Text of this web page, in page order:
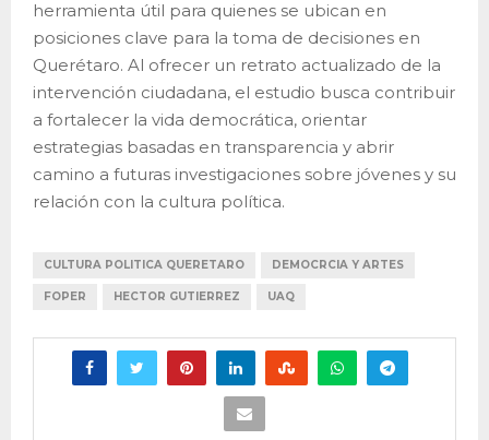
herramienta útil para quienes se ubican en
posiciones clave para la toma de decisiones en
Querétaro. Al ofrecer un retrato actualizado de la
intervención ciudadana, el estudio busca contribuir
a fortalecer la vida democrática, orientar
estrategias basadas en transparencia y abrir
camino a futuras investigaciones sobre jóvenes y su
relación con la cultura política.
CULTURA POLITICA QUERETARO DEMOCRCIA Y ARTES
FOPER HECTOR GUTIERREZ UAQ